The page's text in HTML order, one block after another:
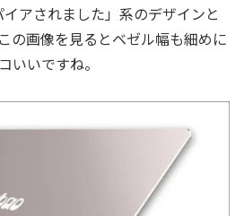
イアされました」系のデザインと
の画像を見るとベゼル幅も細めに
いいですね。